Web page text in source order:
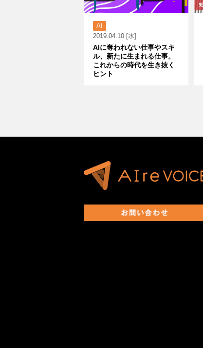
AI
2019.04.10 [水]
AIに奪われない仕事やスキ
ル、新たに生まれる仕事。
これからの時代を生き抜く
ヒント